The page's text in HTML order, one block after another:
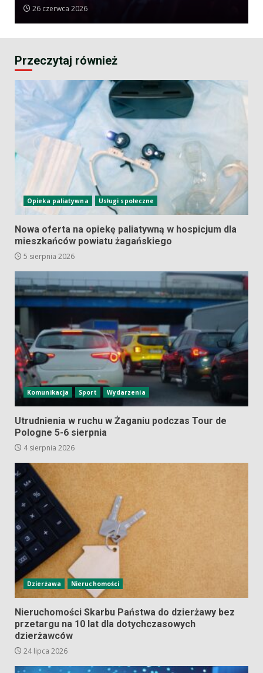
26 czerwca 2026
Przeczytaj również
Opieka paliatywna Usługi społeczne
Nowa oferta na opiekę paliatywną w hospicjum dla
mieszkańców powiatu żagańskiego
5 sierpnia 2026
Komunikacja Sport Wydarzenia
Utrudnienia w ruchu w Żaganiu podczas Tour de
Pologne 5-6 sierpnia
4 sierpnia 2026
Dzierżawa Nieruchomości
Nieruchomości Skarbu Państwa do dzierżawy bez
przetargu na 10 lat dla dotychczasowych
dzierżawców
24 lipca 2026